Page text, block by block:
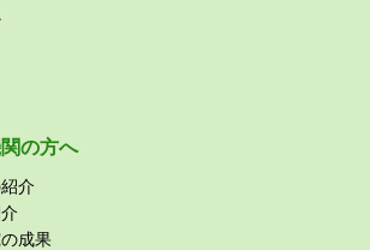
の⽅へ
介
成果